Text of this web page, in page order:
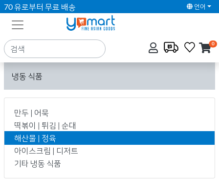
70 유로부터 무료 배송 언어
0
냉동 식품
만두 | 어묵
떡볶이 | 튀김 | 순대
해산물 | 정육
아이스크림 | 디저트
기타 냉동 식품